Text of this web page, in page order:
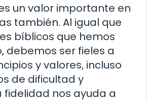
un valor importante en
también. Al igual que
bíblicos que hemos
debemos ser fieles a
y valores, incluso
de dificultad y
fidelidad nos ayuda a